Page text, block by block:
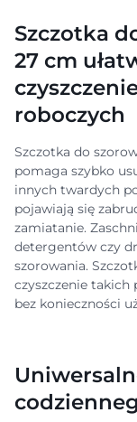
Szczotka
27 cm
roboczych
Szczotka do
pomaga szybko
innych twardych
pojawiają się
zamiatanie.
detergentów czy
szorowania.
czyszczenie takich
bez konieczności